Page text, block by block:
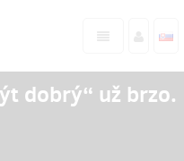
dobrý“ už brzo.